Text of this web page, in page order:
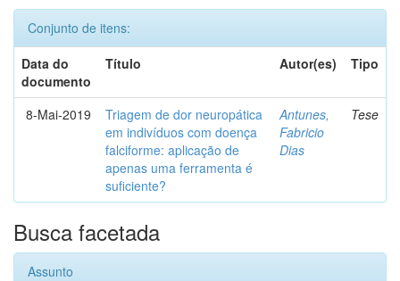
Conjunto de itens:
Data do
documento
Título Autor(es) Tipo
8-Mai-2019
Triagem de dor neuropática
em indivíduos com doença
falciforme: aplicação de
apenas uma ferramenta é
suficiente?
Antunes,
Fabricio
Dias
Tese
Busca facetada
Assunto